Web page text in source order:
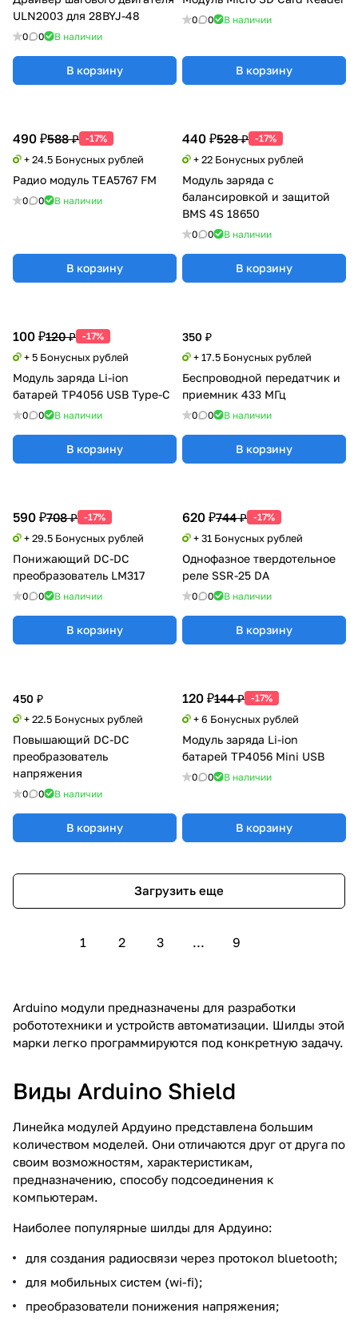
ULN2003 для 28BYJ-48
0 0 В наличии
В корзину
0 0 В наличии
В корзину
490 ₽588 ₽ -17%
+ 24.5 Бонусных рублей
Радио модуль TEA5767 FM
0 0 В наличии
В корзину
440 ₽528 ₽ -17%
+ 22 Бонусных рублей
Модуль заряда с
балансировкой и защитой
BMS 4S 18650
0 0 В наличии
В корзину
100 ₽120 ₽ -17%
+ 5 Бонусных рублей
Модуль заряда Li-ion
батарей TP4056 USB Type-C
0 0 В наличии
В корзину
350 ₽
+ 17.5 Бонусных рублей
Беспроводной передатчик и
приемник 433 МГц
0 0 В наличии
В корзину
590 ₽708 ₽ -17%
+ 29.5 Бонусных рублей
Понижающий DC-DC
преобразователь LM317
0 0 В наличии
В корзину
620 ₽744 ₽ -17%
+ 31 Бонусных рублей
Однофазное твердотельное
реле SSR-25 DA
0 0 В наличии
В корзину
450 ₽
+ 22.5 Бонусных рублей
Повышающий DC-DC
преобразователь
напряжения
0 0 В наличии
В корзину
120 ₽144 ₽ -17%
+ 6 Бонусных рублей
Модуль заряда Li-ion
батарей TP4056 Mini USB
0 0 В наличии
В корзину
Загрузить еще
1 2 3 ... 9
Arduino модули предназначены для разработки
робототехники и устройств автоматизации. Шилды этой
марки легко программируются под конкретную задачу.
Виды Arduino Shield
Линейка модулей Ардуино представлена большим
количеством моделей. Они отличаются друг от друга по
своим возможностям, характеристикам,
предназначению, способу подсоединения к
компьютерам.
Наиболее популярные шилды для Ардуино:
для создания радиосвязи через протокол bluetooth;
для мобильных систем (wi-fi);
преобразователи понижения напряжения;